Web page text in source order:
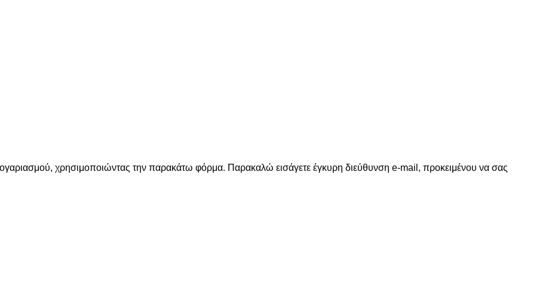
χρησιμοποιώντας την παρακάτω φόρμα. Παρακαλώ εισάγετε έγκυρη διεύθυνση e-mail, προκειμένου να σας